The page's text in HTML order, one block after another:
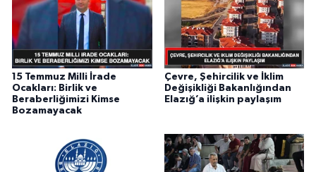
15 Temmuz Milli İrade
Ocakları: Birlik ve
Beraberliğimizi Kimse
Bozamayacak
Çevre, Şehircilik ve İklim
Değişikliği Bakanlığından
Elazığ’a ilişkin paylaşım